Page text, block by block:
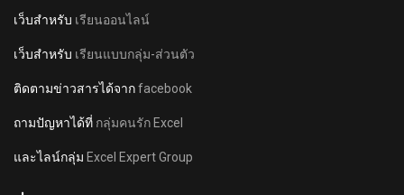
เว็บสำหรับ เรียนออนไลน์
เว็บสำหรับ เรียนแบบกลุ่ม-ส่วนตัว
ติดตามข่าวสารได้จากfacebook
ถามปัญหาได้ที่ กลุ่มคนรัก Excel
และไลน์กลุ่ม Excel Expert Group